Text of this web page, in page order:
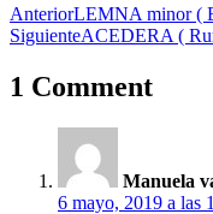
Post
navigation
AnteriorLEMNA minor (
SiguienteACEDERA (
1 Comment
Manuela
6 mayo, 2019 a las